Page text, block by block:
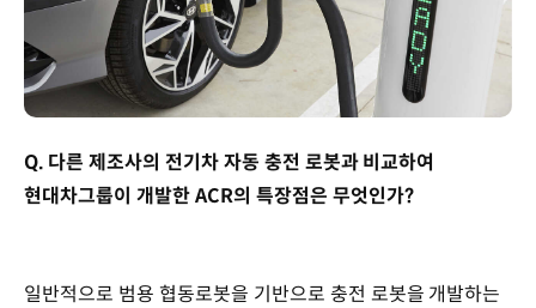
Q. 다른 제조사의 전기차 자동 충전 로봇과 비교하여
현대차그룹이 개발한 ACR의 특장점은 무엇인가?
일반적으로 범용 협동로봇을 기반으로 충전 로봇을 개발하는